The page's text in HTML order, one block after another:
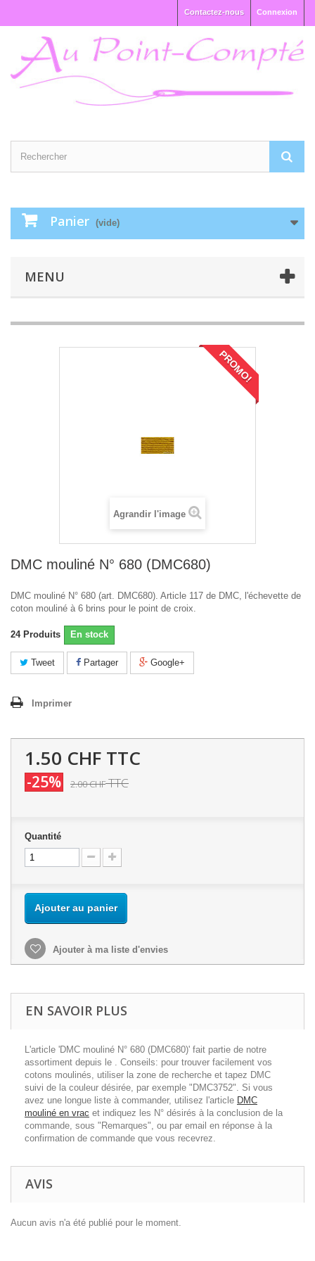
Connexion
Contactez-nous
Panier (vide)
MENU
PROMO!
Agrandir l'image
DMC mouliné N° 680 (DMC680)
DMC mouliné N° 680 (art. DMC680). Article 117 de DMC, l'échevette de
coton mouliné à 6 brins pour le point de croix.
24 Produits En stock
Tweet Partager Google+
Imprimer
1.50 CHF TTC
-25% 2.00 CHFTTC
Quantité
Ajouter au panier
Ajouter à ma liste d'envies
EN SAVOIR PLUS
L'article 'DMC mouliné N° 680 (DMC680)' fait partie de notre
assortiment depuis le . Conseils: pour trouver facilement vos
cotons moulinés, utiliser la zone de recherche et tapez DMC
suivi de la couleur désirée, par exemple "DMC3752". Si vous
avez une longue liste à commander, utilisez l'article DMC
mouliné en vrac et indiquez les N° désirés à la conclusion de la
commande, sous "Remarques", ou par email en réponse à la
confirmation de commande que vous recevrez.
AVIS
Aucun avis n'a été publié pour le moment.